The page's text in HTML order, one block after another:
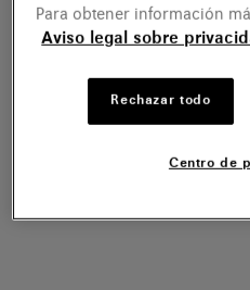
Para obtener información
Aviso legal sobre
Rechazar todo
Centro de